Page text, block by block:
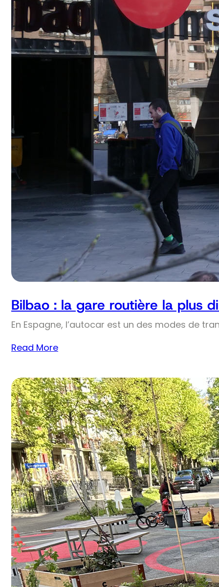
Bilbao : la gare routière la plus
En Espagne, l’autocar est un des modes de
Read More